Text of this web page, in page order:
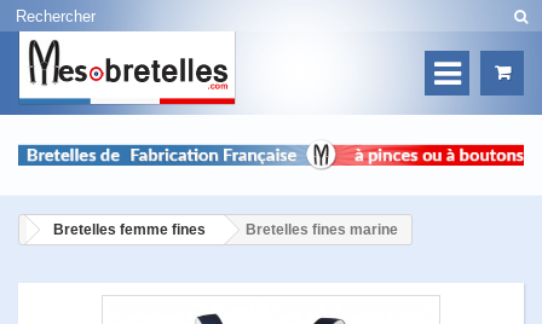
Bretelles femme fines Bretelles fines marine